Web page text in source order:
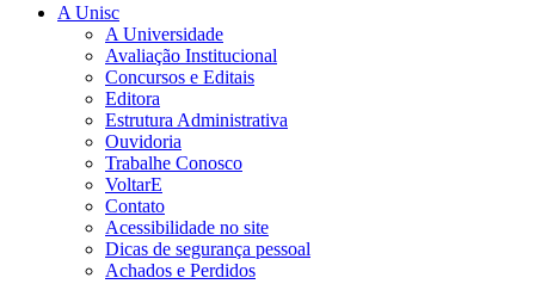
A Unisc
A Universidade
Avaliação Institucional
Concursos e Editais
Editora
Estrutura Administrativa
Ouvidoria
Trabalhe Conosco
VoltarE
Contato
Acessibilidade no site
Dicas de segurança pessoal
Achados e Perdidos